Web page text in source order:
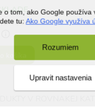
o tom, ako Google používa
tu:Ako Google využíva
Rozumiem
Upravit nastavenia
DPH) 32,90 €